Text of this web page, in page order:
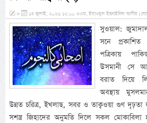
» ১৩ জুলাই, ২০২৬ ১২:০০ এএম, ইয়াওমুল ইছনাইনিল আযীম
সুওয়াল:
সনে
পত্রিকায়
উসমানী সে
বরাত দিয়ে
অবস্থায়
উন্নত চরিত্র, ইখলাছ, সবর ও তাক্বওয়া গুণ দৃঢ়তা
সশস্ত্র জিহাদের অনুমতি দিলে সকল